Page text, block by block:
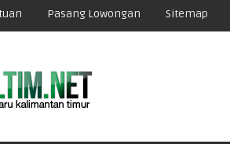
Pasang Lowongan Sitemap